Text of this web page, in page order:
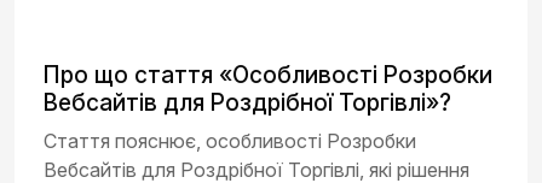
Про що стаття «Особливості Розробки
Вебсайтів для Роздрібної Торгівлі»?
Стаття пояснює, особливості Розробки
Вебсайтів для Роздрібної Торгівлі, які рішення